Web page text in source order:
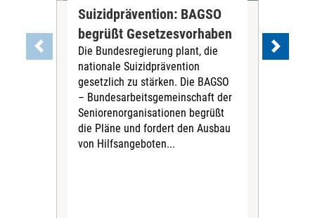
Suizidprävention: BAGSO
begrüßt Gesetzesvorhaben
Die Bundesregierung plant, die
nationale Suizidprävention
gesetzlich zu stärken. Die BAGSO
– Bundesarbeitsgemeinschaft der
Seniorenorganisationen begrüßt
die Pläne und fordert den Ausbau
von Hilfsangeboten...